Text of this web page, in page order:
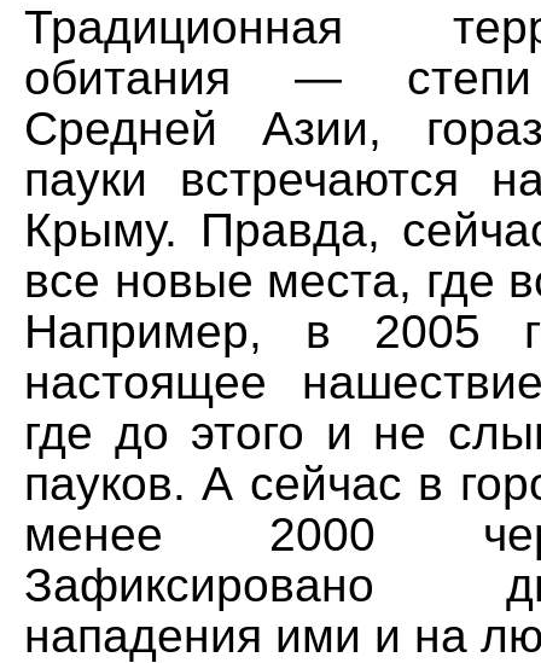
Традиционная
обитания —
Средней Азии,
пауки встречаются
Крыму. Правда,
все новые места, где
Например, в 2005
настоящее
где до этого и не
пауков. А сейчас в
менее 2000
Зафиксировано
нападения ими и на